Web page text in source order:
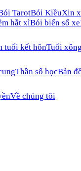
TarotBói KiềuXin
hắt xìBói biển số xe
tuổi kết hônTuổi
Thần số họcBản
Về chúng tôi